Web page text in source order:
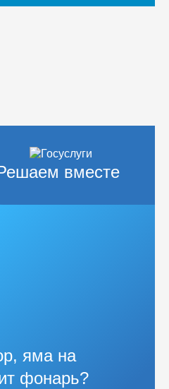
вместе
яма на
фонарь?